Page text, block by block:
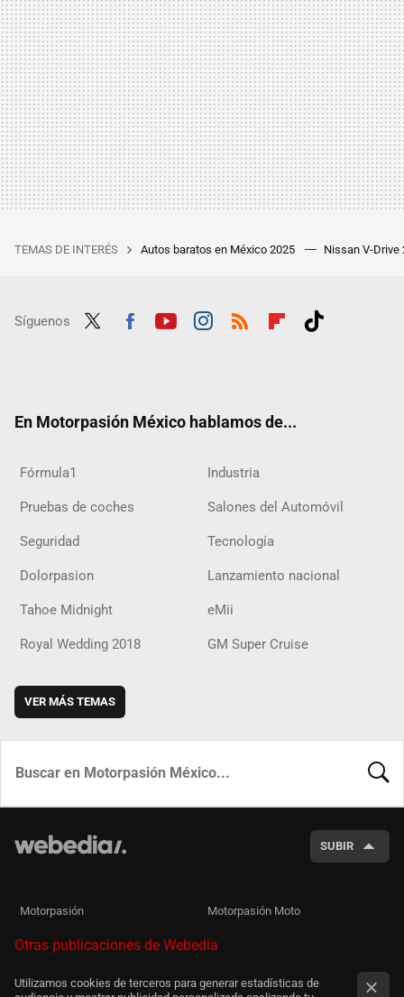
TEMAS DE INTERÉS Autos baratos en México 2025 Nissan V-Drive
Síguenos
En Motorpasión México hablamos de...
Fórmula1 Industria
Pruebas de coches Salones del Automóvil
Seguridad Tecnología
Dolorpasion Lanzamiento nacional
Tahoe Midnight eMii
Royal Wedding 2018 GM Super Cruise
VER MÁS TEMAS
SUBIR
Motorpasión Motorpasión Moto
Otras publicaciones de Webedia
Utilizamos cookies de terceros para generar estadísticas de